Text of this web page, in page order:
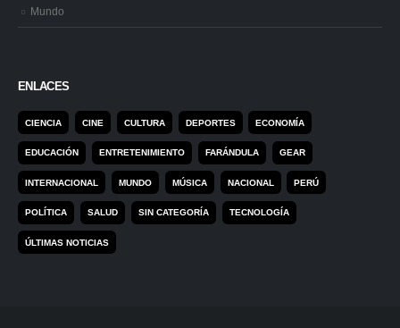
Mundo
ENLACES
CIENCIA CINE CULTURA DEPORTES ECONOMÍA
EDUCACIÓN ENTRETENIMIENTO FARÁNDULA GEAR
INTERNACIONAL MUNDO MÚSICA NACIONAL PERÚ
POLÍTICA SALUD SIN CATEGORÍA TECNOLOGÍA
ÚLTIMAS NOTICIAS